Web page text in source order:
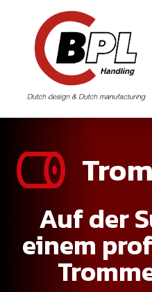
Auf der
einem